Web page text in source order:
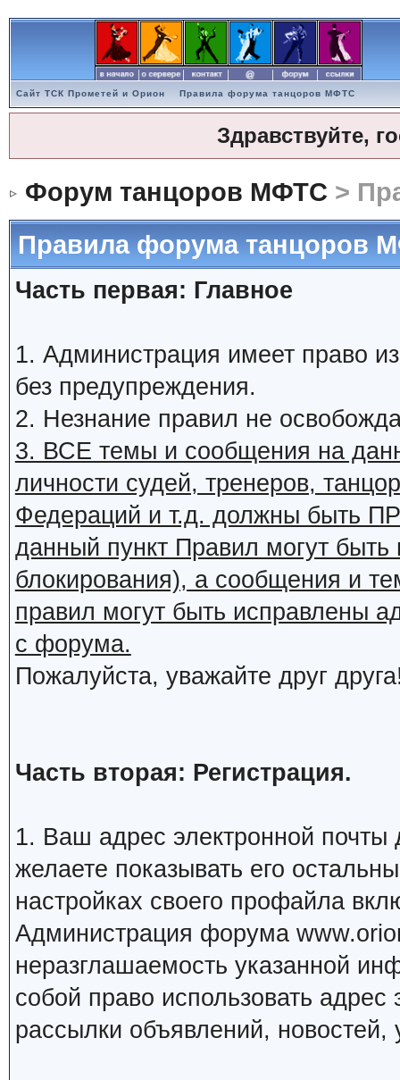
Сайт ТСК Прометей и Орион Правила форума танцоров МФТС
Здравствуйте,
Форум танцоров МФТС >
Правила форума танцоров
Часть первая: Главное
1. Администрация имеет право
без предупреждения.
2. Незнание правил не
3. ВСЕ темы и сообщения на
личности судей, тренеров,
Федераций и т.д. должны
данный пункт Правил могут
блокирования), а сообщения и
правил могут быть исправлены
с форума.
Пожалуйста, уважайте друг
Часть вторая: Регистрация.
1. Ваш адрес электронной
желаете показывать его
настройках своего профайла
Администрация форума
неразглашаемость указанной
собой право использовать
рассылки объявлений, новостей,